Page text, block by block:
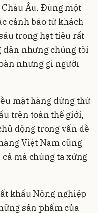
Âu. Đùng một
cảnh báo từ khách
trong hạt tiêu rất
dân nhưng chúng tôi
những gì người
mặt hàng đứng thứ
trên toàn thế giới,
động trong vấn đề
Việt Nam cũng
mà chúng ta xứng
khẩu Nông nghiệp
sản phẩm của